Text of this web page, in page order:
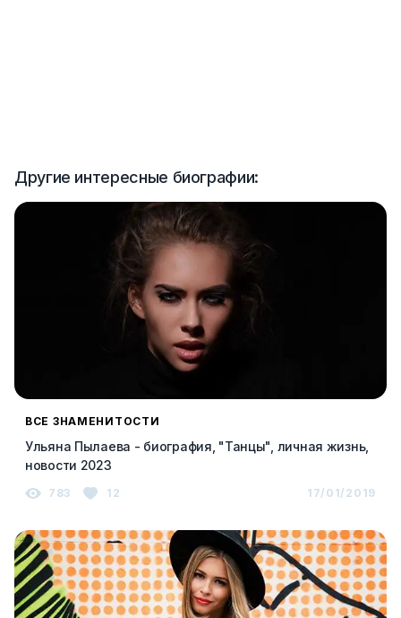
Другие интересные биографии:
ВСЕ ЗНАМЕНИТОСТИ
Ульяна Пылаева - биография, "Танцы", личная жизнь,
новости 2023
783 12 17/01/2019